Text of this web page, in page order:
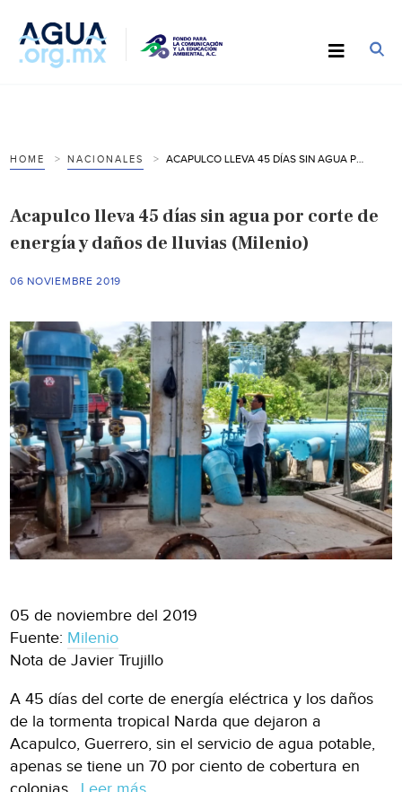
HOME NACIONALES
Acapulco lleva 45 días sin agua por corte de
energía y daños de lluvias (Milenio)
06 NOVIEMBRE 2019
05 de noviembre del 2019
Fuente: Milenio
Nota de Javier Trujillo
A 45 días del corte de energía eléctrica y los daños
de la tormenta tropical Narda que dejaron a
Acapulco, Guerrero, sin el servicio de agua potable,
apenas se tiene un 70 por ciento de cobertura en